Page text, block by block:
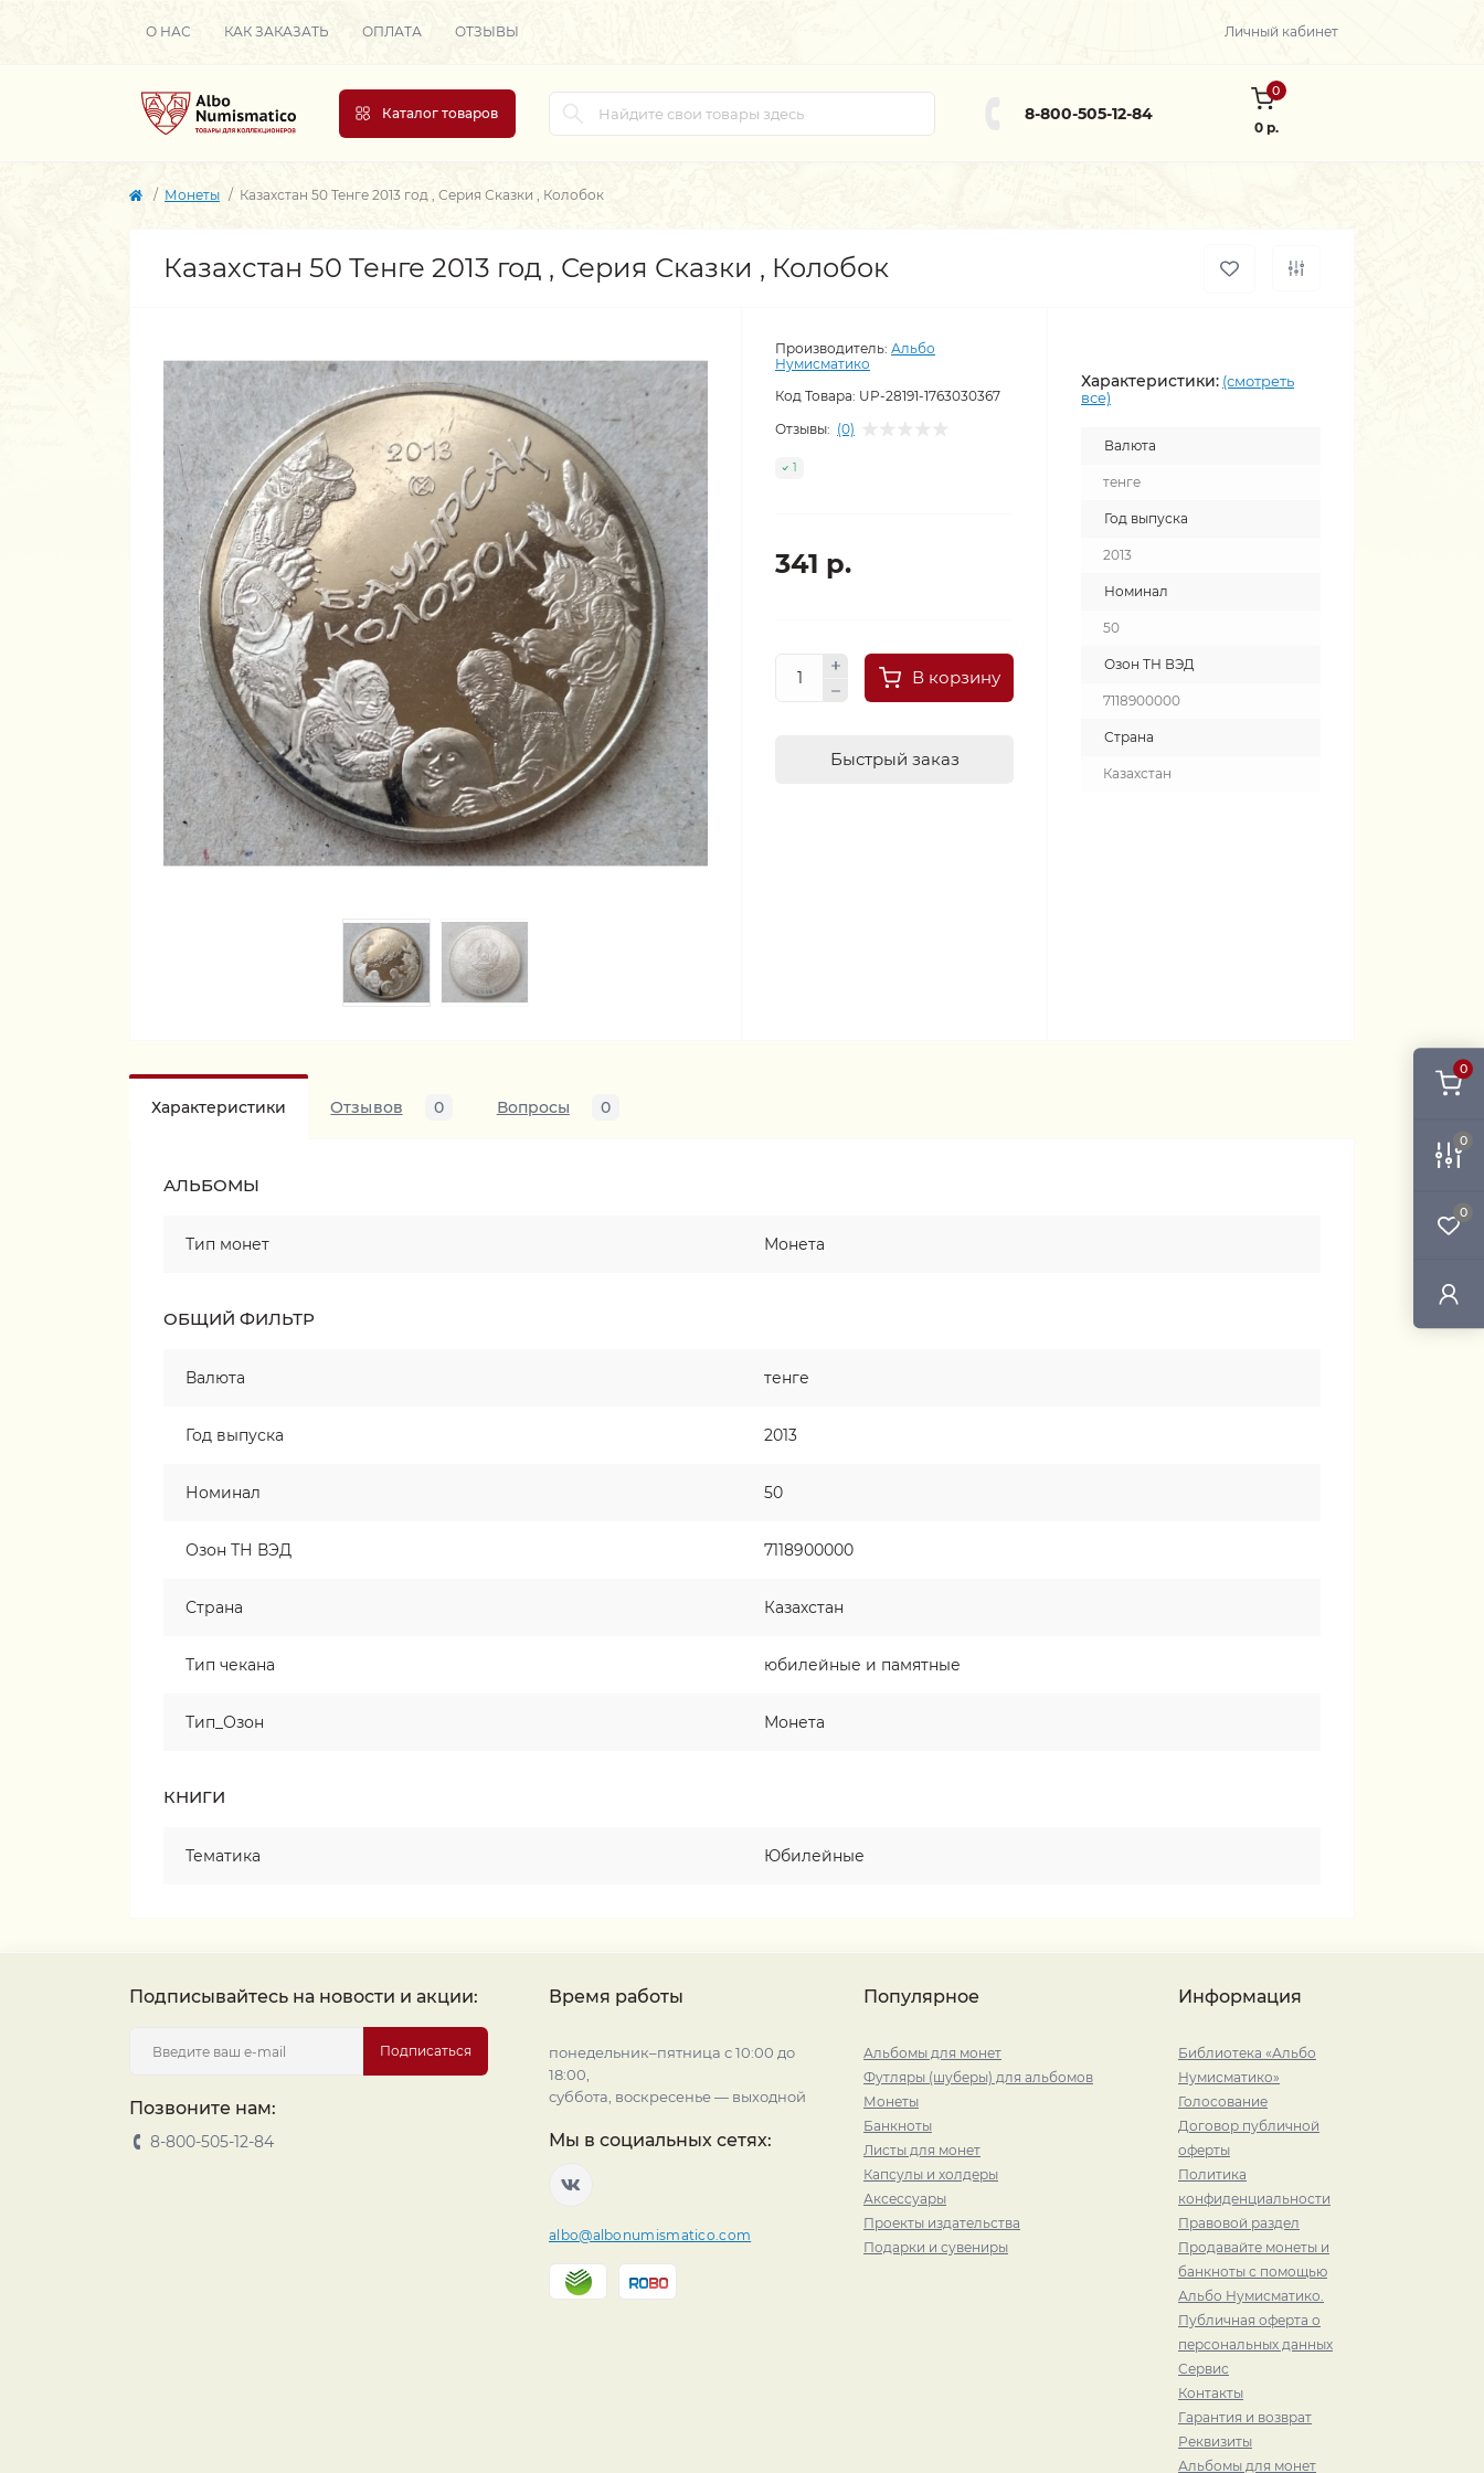
0
0
0
О НАС КАК ЗАКАЗАТЬ ОПЛАТА ОТЗЫВЫ Личный кабинет
Каталог товаров 8-800-505-12-84
0
0 р.
Монеты Казахстан 50 Тенге 2013 год , Серия Сказки , Колобок
Казахстан 50 Тенге 2013 год , Серия Сказки , Колобок
Производитель: Альбо
Нумисматико
Код Товара: UP-28191-1763030367
Отзывы: (0)
1
341 р.
В корзину
Быстрый заказ
Характеристики: (смотреть
все)
Валюта
тенге
Год выпуска
2013
Номинал
50
Озон ТН ВЭД
7118900000
Страна
Казахстан
Характеристики Отзывов 0 Вопросы 0
АЛЬБОМЫ
Тип монет Монета
ОБЩИЙ ФИЛЬТР
Валюта тенге
Год выпуска 2013
Номинал 50
Озон ТН ВЭД 7118900000
Страна Казахстан
Тип чекана юбилейные и памятные
Тип_Озон Монета
КНИГИ
Тематика Юбилейные
Подписывайтесь на новости и акции:
Подписаться
Позвоните нам:
8-800-505-12-84
Время работы
понедельник–пятница с 10:00 до
18:00,
суббота, воскресенье — выходной
Мы в социальных сетях:
albo@albonumismatico.com
Популярное
Альбомы для монет
Футляры (шуберы) для альбомов
Монеты
Банкноты
Листы для монет
Капсулы и холдеры
Аксессуары
Проекты издательства
Подарки и сувениры
Информация
Библиотека «Альбо
Нумисматико»
Голосование
Договор публичной
оферты
Политика
конфиденциальности
Правовой раздел
Продавайте монеты и
банкноты с помощью
Альбо Нумисматико.
Публичная оферта о
персональных данных
Сервис
Контакты
Гарантия и возврат
Реквизиты
Альбомы для монет